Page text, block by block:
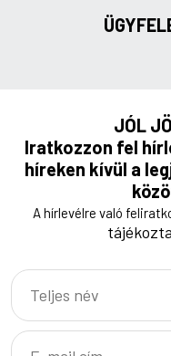
JÓL
Iratkozzon fel
híreken kívül a
A hírlevélre való